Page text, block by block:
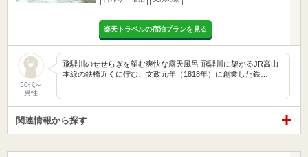
楽天トラベルの宿泊プランを見る
50代～
男性
飛騨川のせせらぎを望む爽快な露天風呂 飛騨川に架かるJR高山
本線の鉄橋近くに佇む、文政元年（1818年）に創業した鉄…
関連情報から探す